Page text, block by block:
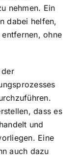
nehmen. Ein
dabei helfen,
ohne
der
dass es
und
Eine
auch dazu